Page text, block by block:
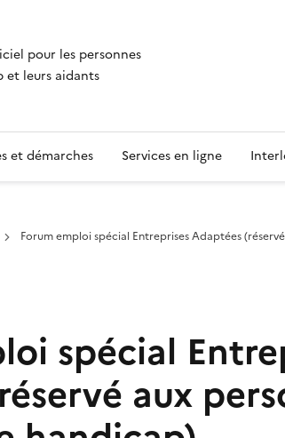
pour les personnes
et leurs aidants
et démarches Services en ligne
Forum emploi spécial Entreprises Adaptées
spécial
aux